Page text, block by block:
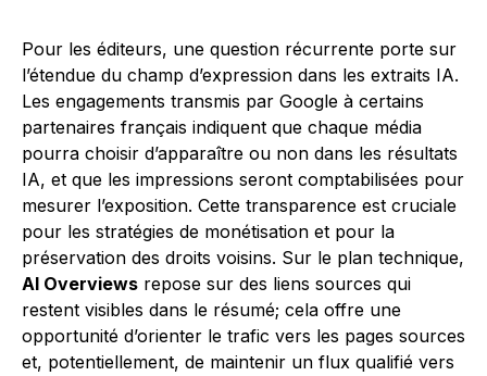
Pour les éditeurs, une question récurrente porte sur
l’étendue du champ d’expression dans les extraits IA.
Les engagements transmis par Google à certains
partenaires français indiquent que chaque média
pourra choisir d’apparaître ou non dans les résultats
IA, et que les impressions seront comptabilisées pour
mesurer l’exposition. Cette transparence est cruciale
pour les stratégies de monétisation et pour la
préservation des droits voisins. Sur le plan technique,
AI Overviews repose sur des liens sources qui
restent visibles dans le résumé; cela offre une
opportunité d’orienter le trafic vers les pages sources
et, potentiellement, de maintenir un flux qualifié vers